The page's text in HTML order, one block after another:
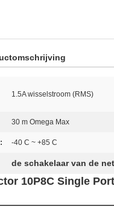
1.5A wisselstroom (RMS)
30 m Omega Max
-40 C ~ +85 C
de schakelaar van de
10P8C Single